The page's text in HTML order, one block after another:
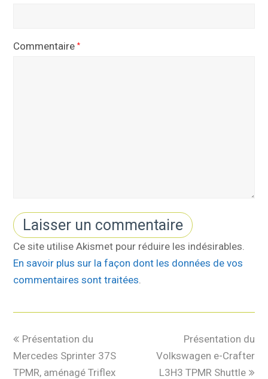
Commentaire*
Ce site utilise Akismet pour réduire les indésirables.
En savoir plus sur la façon dont les données de vos
commentaires sont traitées
Présentation du
Mercedes Sprinter 37S
TPMR, aménagé Triflex
Présentation du
Volkswagen e-Crafter
L3H3 TPMR Shuttle